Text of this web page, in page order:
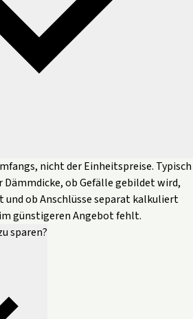
nicht der Einheitspreise. Typisch
Dämmdicke, ob Gefälle gebildet wird,
und ob Anschlüsse separat kalkuliert
günstigeren Angebot fehlt.
sparen?